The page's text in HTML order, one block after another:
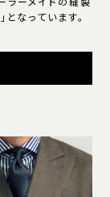
なっています。